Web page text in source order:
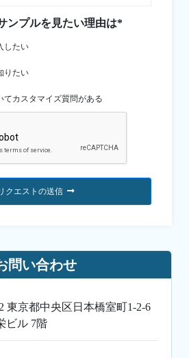
ンプルを見たい理由は*
したい
りたい
てカスタマイズ質問がある
クエストの送信
問い合わせ
東京都中央区日本橋室町1-2-6
ビル 7階